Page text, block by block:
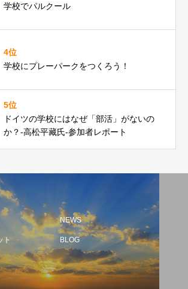
学校でパルクール
4位
学校にプレーパークをつくろう！
5位
ドイツの学校にはなぜ「部活」がないの
か？-高松平藏氏-参加者レポート
NEWS
ト BLOG